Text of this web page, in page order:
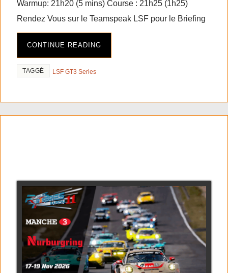
Warmup: 21h20 (5 mins) Course : 21h25 (1h25)
Rendez Vous sur le Teamspeak LSF pour le Briefing
CONTINUE READING
TAGGÉ LSF GT3 Series